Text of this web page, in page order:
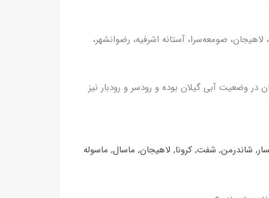
لاهیجان، صومعه‌سرا، آستانه اشرفیه، رضوانشهر،
املش، ماسال، سیاهکل و تالش 4 شهرستان در وضعیت آبی گیلان بوده و رودسر و رودبار نیز
, شاندرمن, شفت,کرونا, لاهیجان, ماسال, ماسوله